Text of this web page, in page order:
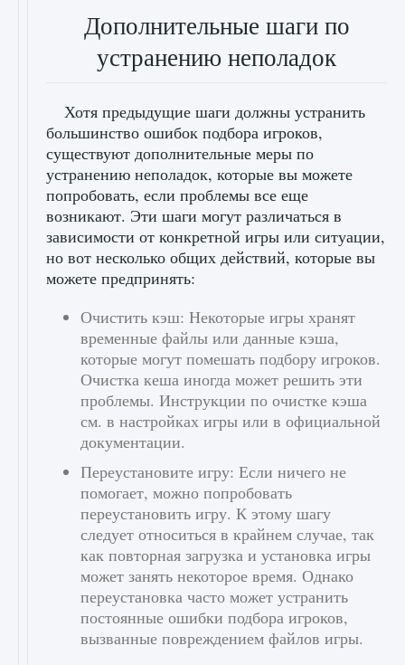
Дополнительные шаги по
устранению неполадок
Хотя предыдущие шаги должны устранить
большинство ошибок подбора игроков,
существуют дополнительные меры по
устранению неполадок, которые вы можете
попробовать, если проблемы все еще
возникают. Эти шаги могут различаться в
зависимости от конкретной игры или ситуации,
но вот несколько общих действий, которые вы
можете предпринять:
Очистить кэш: Некоторые игры хранят
временные файлы или данные кэша,
которые могут помешать подбору игроков.
Очистка кеша иногда может решить эти
проблемы. Инструкции по очистке кэша
см. в настройках игры или в официальной
документации.
Переустановите игру: Если ничего не
помогает, можно попробовать
переустановить игру. К этому шагу
следует относиться в крайнем случае, так
как повторная загрузка и установка игры
может занять некоторое время. Однако
переустановка часто может устранить
постоянные ошибки подбора игроков,
вызванные повреждением файлов игры.